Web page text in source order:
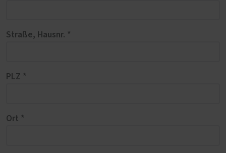
Straße, Hausnr. *
PLZ *
Ort *